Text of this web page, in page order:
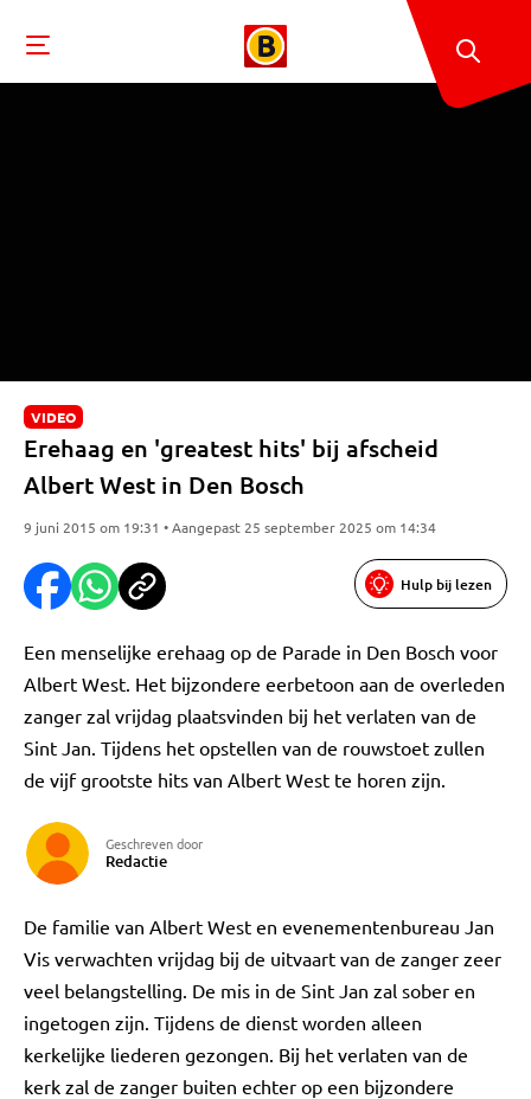
VIDEO
Erehaag en 'greatest hits' bij afscheid
Albert West in Den Bosch
9 juni 2015 om 19:31 • Aangepast 25 september 2025 om 14:34
Hulp bij lezen
Een menselijke erehaag op de Parade in Den Bosch voor
Albert West. Het bijzondere eerbetoon aan de overleden
zanger zal vrijdag plaatsvinden bij het verlaten van de
Sint Jan. Tijdens het opstellen van de rouwstoet zullen
de vijf grootste hits van Albert West te horen zijn.
Geschreven door
Redactie
De familie van Albert West en evenementenbureau Jan
Vis verwachten vrijdag bij de uitvaart van de zanger zeer
veel belangstelling. De mis in de Sint Jan zal sober en
ingetogen zijn. Tijdens de dienst worden alleen
kerkelijke liederen gezongen. Bij het verlaten van de
kerk zal de zanger buiten echter op een bijzondere